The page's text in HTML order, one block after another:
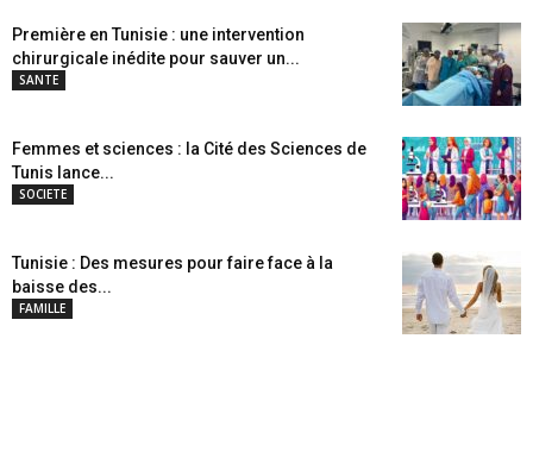
Première en Tunisie : une intervention
chirurgicale inédite pour sauver un...
SANTE
Femmes et sciences : la Cité des Sciences de
Tunis lance...
SOCIETE
Tunisie : Des mesures pour faire face à la
baisse des...
FAMILLE